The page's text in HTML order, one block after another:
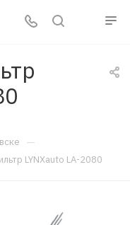
—
LYNXauto LA-2080